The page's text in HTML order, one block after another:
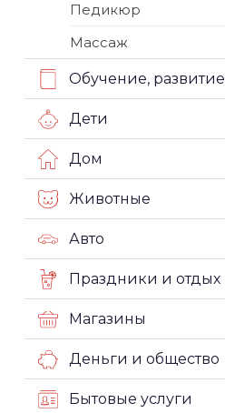
Педикюр
Массаж
Обучение, развитие
Дети
Дом
Животные
Авто
Праздники и отдых
Магазины
Деньги и общество
Бытовые услуги